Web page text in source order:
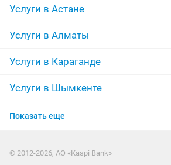
входные двери
подготовка школе
такси межгород строительство бани
репетитор казахского языка
репетитор математике
Услуги в Астане
Услуги в Алматы
Услуги в Караганде
Услуги в Шымкенте
Услуги в Усть-Каменогорске
Показать еще
© 2012-2026, АО «Kaspi Bank»